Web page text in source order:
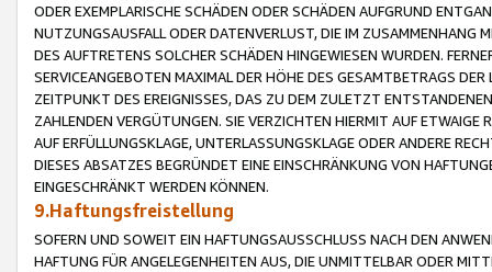
ODER EXEMPLARISCHE SCHÄDEN ODER SCHÄDEN AUFGRUND
NUTZUNGSAUSFALL ODER DATENVERLUST, DIE IM ZUSAMMENHANG
DES AUFTRETENS SOLCHER SCHÄDEN HINGEWIESEN WURDEN.
SERVICEANGEBOTEN MAXIMAL DER HÖHE DES GESAMTBETRAGS
ZEITPUNKT DES EREIGNISSES, DAS ZU DEM ZULETZT
ZAHLENDEN VERGÜTUNGEN. SIE VERZICHTEN HIERMIT AUF
AUF ERFÜLLUNGSKLAGE, UNTERLASSUNGSKLAGE ODER ANDERE
DIESES ABSATZES BEGRÜNDET EINE EINSCHRÄNKUNG VON
EINGESCHRÄNKT WERDEN KÖNNEN.
9.Haftungsfreistellung
SOFERN UND SOWEIT EIN HAFTUNGSAUSSCHLUSS NACH DEN
HAFTUNG FÜR ANGELEGENHEITEN AUS, DIE UNMITTELBAR ODER